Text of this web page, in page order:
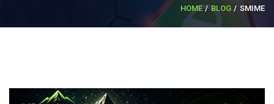
HOME BLOG SMIME